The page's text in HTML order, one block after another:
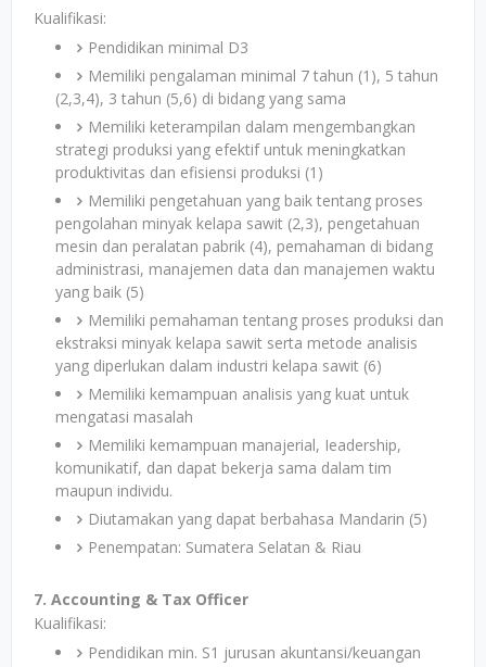
Kualifikasi:
Pendidikan minimal D3
Memiliki pengalaman minimal 7 tahun (1), 5 tahun
(2,3,4), 3 tahun (5,6) di bidang yang sama
Memiliki keterampilan dalam mengembangkan
strategi produksi yang efektif untuk meningkatkan
produktivitas dan efisiensi produksi (1)
Memiliki pengetahuan yang baik tentang proses
pengolahan minyak kelapa sawit (2,3), pengetahuan
mesin dan peralatan pabrik (4), pemahaman di bidang
administrasi, manajemen data dan manajemen waktu
yang baik (5)
Memiliki pemahaman tentang proses produksi dan
ekstraksi minyak kelapa sawit serta metode analisis
yang diperlukan dalam industri kelapa sawit (6)
Memiliki kemampuan analisis yang kuat untuk
mengatasi masalah
Memiliki kemampuan manajerial, Ieadership,
komunikatif, dan dapat bekerja sama dalam tim
maupun individu.
Diutamakan yang dapat berbahasa Mandarin (5)
Penempatan: Sumatera Selatan & Riau
7. Accounting & Tax Officer
Kualifikasi:
Pendidikan min. S1 jurusan akuntansi/keuangan